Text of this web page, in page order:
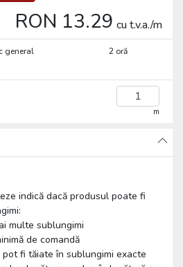
RON 13.29 cu t.v.a./m
general
2 oră
m
indică dacă produsul poate fi
multe sublungimi
de comandă
fi tăiate în sublungimi exacte